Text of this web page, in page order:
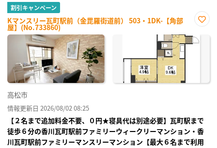
割引キャンペーン
Kマンスリー瓦町駅前（金毘羅街道前） 503・1DK-【角部
屋】(No.733860)
に入
り登
高松市
情報更新日 2026/08/02 08:25
【２名まで追加料金不要、０円★寝具代は別途必要】瓦町駅まで
徒歩６分の香川瓦町駅前ファミリーウィークリーマンション・香
川瓦町駅前ファミリーマンスリーマンション【最大６名まで利用